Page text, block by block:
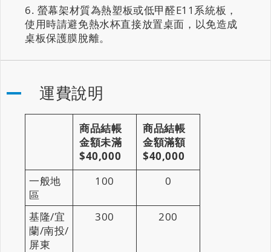
螢幕架材質為熱塑板或低甲醛E11系統板，
使用時請避免熱水杯直接放置桌面，以免造成
桌板保護膜脫離。
運費說明
商品結帳
金額未滿
$40,000
商品結帳
金額滿額
$40,000
一般地
區
100 0
基隆/宜
蘭/南投/
屏東
300 200